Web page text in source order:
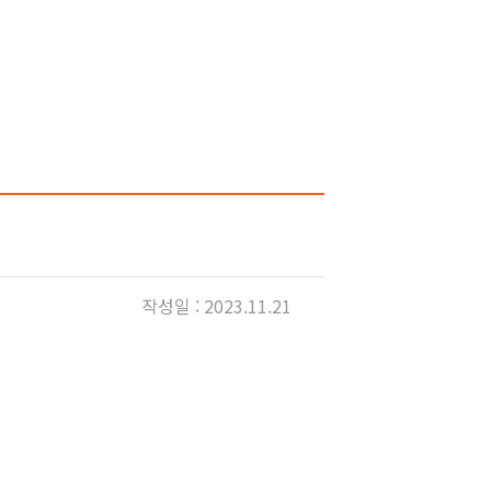
작성일 : 2023.11.21